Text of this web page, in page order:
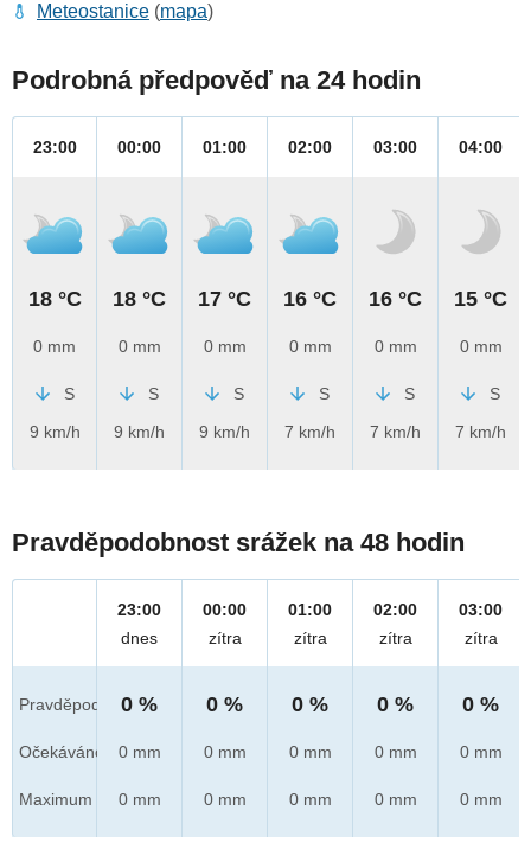
Meteostanice (mapa)
Podrobná předpověď na 24 hodin
23:00
18 °C
0 mm
S
9 km/h
00:00
18 °C
0 mm
S
9 km/h
01:00
17 °C
0 mm
S
9 km/h
02:00
16 °C
0 mm
S
7 km/h
03:00
16 °C
0 mm
S
7 km/h
04:00
15 °C
0 mm
S
7 km/h
Pravděpodobnost srážek na 48 hodin
Pravděpod.
Očekáváno
Maximum
23:00
dnes
0 %
0 mm
0 mm
00:00
zítra
0 %
0 mm
0 mm
01:00
zítra
0 %
0 mm
0 mm
02:00
zítra
0 %
0 mm
0 mm
03:00
zítra
0 %
0 mm
0 mm